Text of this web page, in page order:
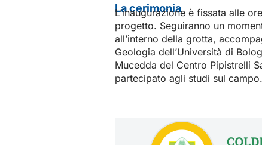
La cerimonia
L’inaugurazione è fissata alle
progetto. Seguiranno un
all’interno della grotta,
Geologia dell’Università di
Mucedda del Centro Pipistrelli
partecipato agli studi sul campo.